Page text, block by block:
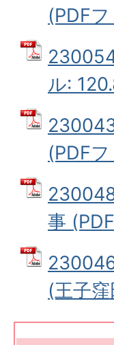
(PDF
ル:
(PDF
事
(王子